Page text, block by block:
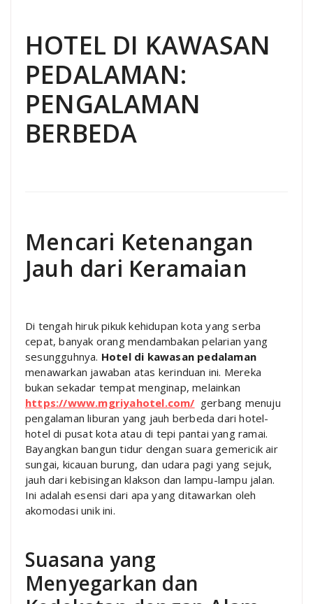
HOTEL DI KAWASAN
PEDALAMAN:
PENGALAMAN
BERBEDA
Mencari Ketenangan
Jauh dari Keramaian
Di tengah hiruk pikuk kehidupan kota yang serba
cepat, banyak orang mendambakan pelarian yang
sesungguhnya. Hotel di kawasan pedalaman
menawarkan jawaban atas kerinduan ini. Mereka
bukan sekadar tempat menginap, melainkan
https://www.mgriyahotel.com/ gerbang menuju
pengalaman liburan yang jauh berbeda dari hotel-
hotel di pusat kota atau di tepi pantai yang ramai.
Bayangkan bangun tidur dengan suara gemericik air
sungai, kicauan burung, dan udara pagi yang sejuk,
jauh dari kebisingan klakson dan lampu-lampu jalan.
Ini adalah esensi dari apa yang ditawarkan oleh
akomodasi unik ini.
Suasana yang
Menyegarkan dan